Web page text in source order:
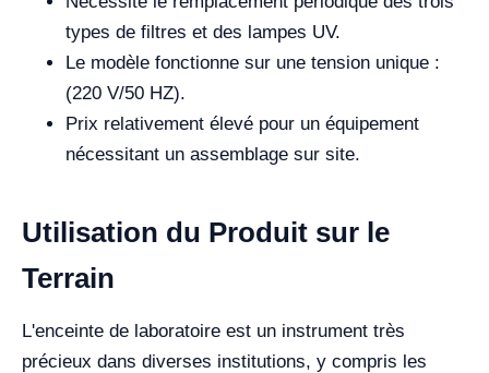
types de filtres et des lampes UV.
Le modèle fonctionne sur une tension unique :
(220 V/50 HZ).
Prix relativement élevé pour un équipement
nécessitant un assemblage sur site.
Utilisation du Produit sur le
Terrain
L'enceinte de laboratoire est un instrument très
précieux dans diverses institutions, y compris les